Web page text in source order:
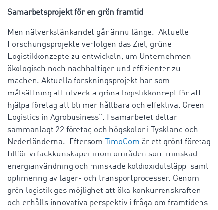
Samarbetsprojekt för en grön framtid
Men nätverkstänkandet går ännu länge. Aktuelle
Forschungsprojekte verfolgen das Ziel, grüne
Logistikkonzepte zu entwickeln, um Unternehmen
ökologisch noch nachhaltiger und effizienter zu
machen. Aktuella forskningsprojekt har som
målsättning att utveckla gröna logistikkoncept för att
hjälpa företag att bli mer hållbara och effektiva. Green
Logistics in Agrobusiness". I samarbetet deltar
sammanlagt 22 företag och högskolor i Tyskland och
Nederländerna. Eftersom TimoCom är ett grönt företag
tillför vi fackkunskaper inom områden som minskad
energianvändning och minskade koldioxidutsläpp samt
optimering av lager- och transportprocesser. Genom
grön logistik ges möjlighet att öka konkurrenskraften
och erhålls innovativa perspektiv i fråga om framtidens